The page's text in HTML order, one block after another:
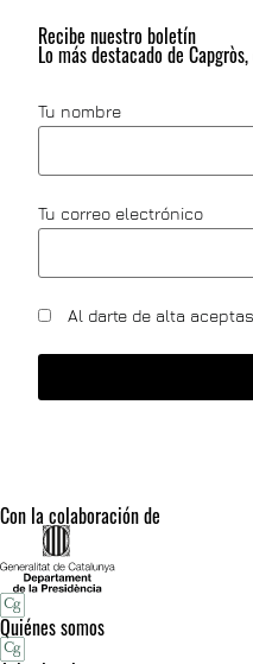
Recibe nuestro boletín
Lo más destacado de
Tu nombre
Tu correo electrónico
Al darte de alta
Con la colaboración de
Quiénes somos